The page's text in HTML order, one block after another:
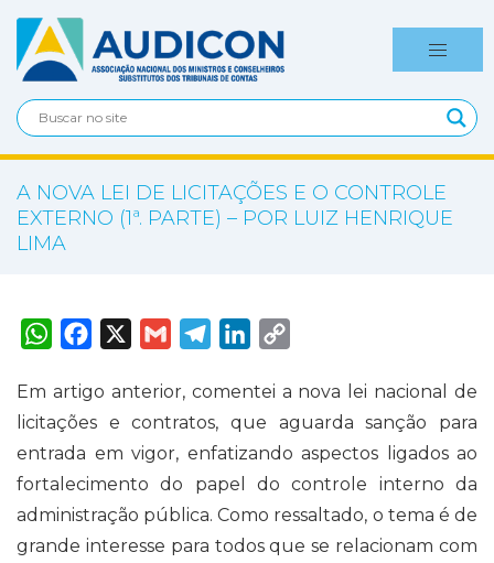
A NOVA LEI DE LICITAÇÕES E O CONTROLE
EXTERNO (1ª. PARTE) – POR LUIZ HENRIQUE
LIMA
W
h
s
A
p
p
F
a
b
o
o
k
X
G
m
l
T
e
g
r
a
m
L
e
d
I
n
L
i
n
k
Em artigo anterior, comentei a nova lei nacional de
licitações e contratos, que aguarda sanção para
entrada em vigor, enfatizando aspectos ligados ao
fortalecimento do papel do controle interno da
administração pública. Como ressaltado, o tema é de
grande interesse para todos que se relacionam com